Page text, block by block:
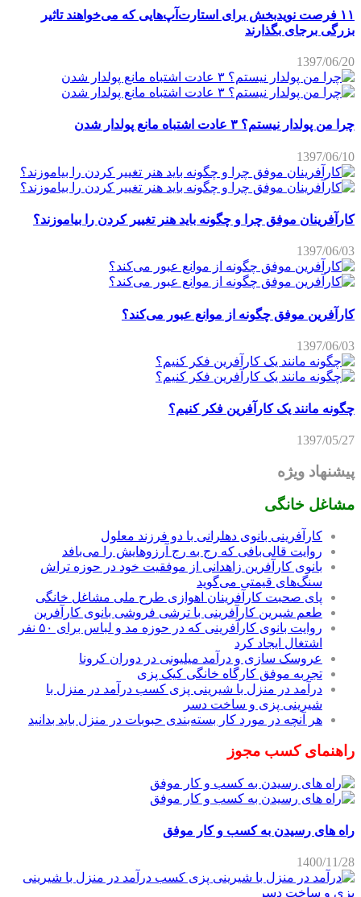
۱۱ فرصت نویدبخش برای استارت‌آپ‌هایی که می‌خواهند تاثیر
بزرگی برجای بگذارند
1397/06/20
چرا من پولدار نیستم؟ ۳ عادت اشتباه مانع پولدار شدن
1397/06/10
کارآفرینان موفق چرا و چگونه باید هنر تغییر کردن را بیاموزند؟
1397/06/03
کارآفرین موفق چگونه از موانع عبور می‌کند؟
1397/06/03
چگونه مانند یک کارآفرین فکر کنیم؟
1397/05/27
پیشنهاد ویژه
مشاغل خانگی
کارآفرینی بانوی دهلرانی با دو فرزند معلول
روایت قالی‌بافی که رج به رج آرزوهایش را می‌بافد
بانوی کارآفرین زاهدانی از موفقیت خود در حوزه تراش
سنگ‌های قیمتی می‌گوید
پای صحبت کارآفرینان اهوازی طرح ملی مشاغل خانگی
طعم شیرین کارآفرینی با ترشی فروشی بانوی کارآفرین
روایت بانوی کارآفرینی که در حوزه مد و لباس برای ۵۰ نفر
اشتغال ایجاد کرد
عروسک سازی و درآمد میلیونی در دوران کرونا
تجربه موفق کارگاه خانگی کیک پزی
درآمد در منزل با شیرینی پزی کسب درآمد در منزل با
شیرینی پزی و ساخت دسر
هر آنچه در مورد کار بسته‌بندی حبوبات در منزل باید بدانید
راهنمای کسب مجوز
راه های رسیدن به کسب و کار موفق
1400/11/28